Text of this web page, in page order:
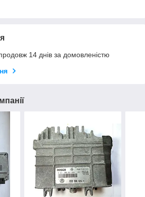
14 днів за домовленістю